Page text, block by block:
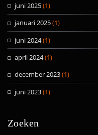
juni 2025(1)
januari 2025(1)
juni 2024(1)
april 2024(1)
december 2023(1)
juni 2023(1)
Zoeken